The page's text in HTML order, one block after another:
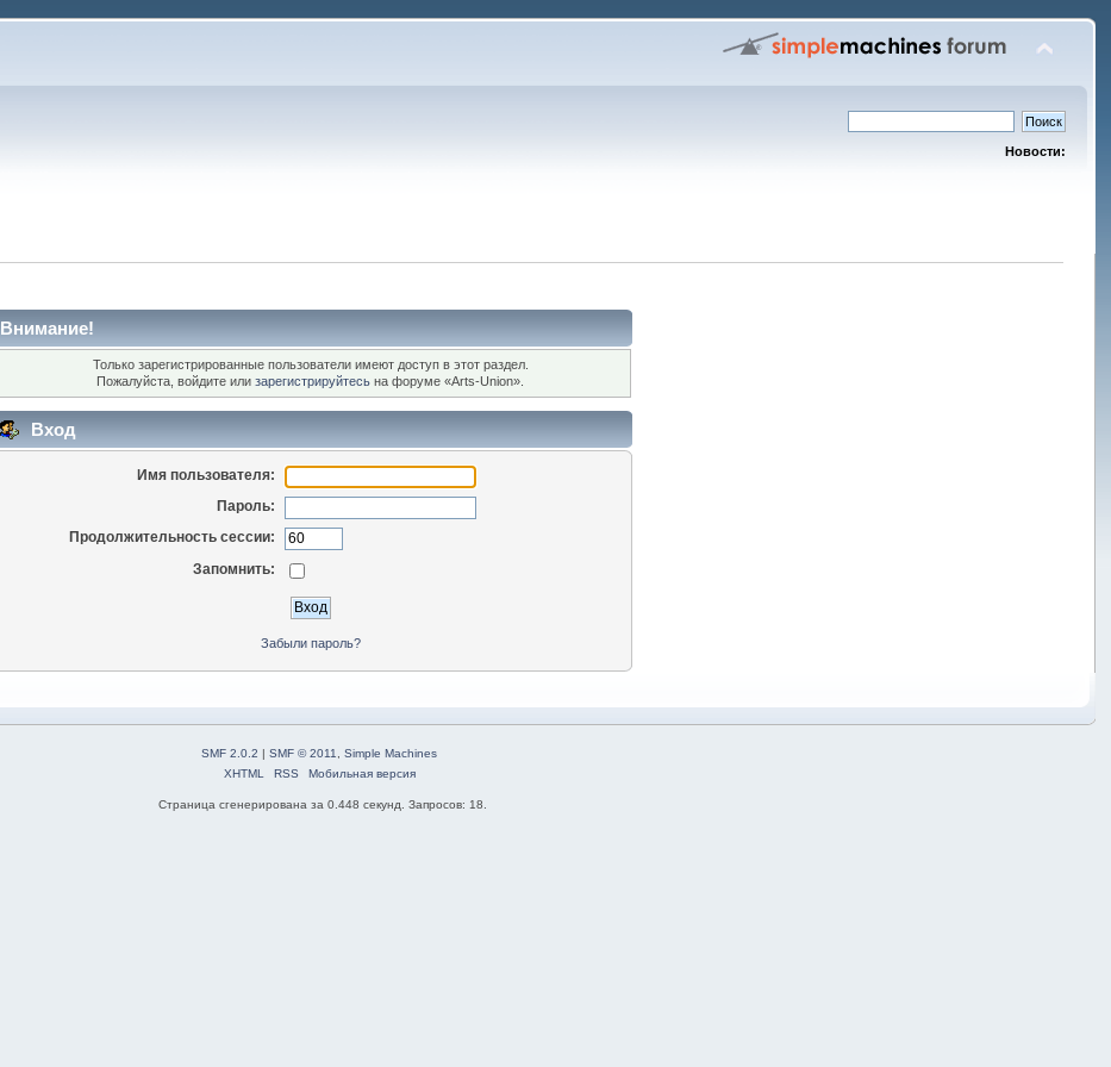
Новости:
Внимание!
Только зарегистрированные пользователи имеют доступ в этот раздел.
Пожалуйста, войдите илизарегистрируйтесь на форуме «Arts-Union».
Вход
Имя пользователя:
Пароль:
Продолжительность сессии:
Запомнить:
Забыли пароль?
SMF 2.0.2 |SMF © 2011 ,Simple Machines
XHTML
RSS Мобильная версия
Страница сгенерирована за 0.448 секунд. Запросов: 18.